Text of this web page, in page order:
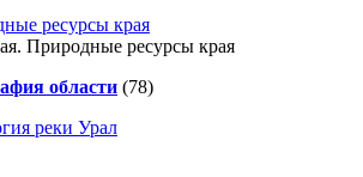
ресурсы края
Природные ресурсы края
области (78)
реки Урал